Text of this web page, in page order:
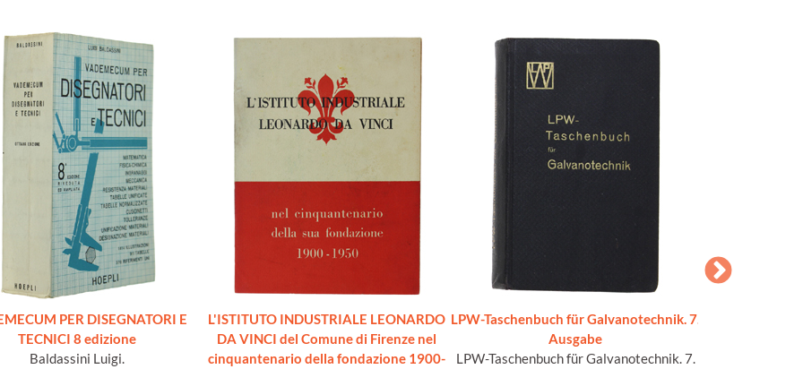
PER DISEGNATORI E
TECNICI 8 edizione
Baldassini Luigi.
L'ISTITUTO INDUSTRIALE LEONARDO
DA VINCI del Comune di Firenze nel
cinquantenario della fondazione 1900-
LPW-Taschenbuch für Galvanotechnik. 7.
Ausgabe
LPW-Taschenbuch für Galvanotechnik. 7.